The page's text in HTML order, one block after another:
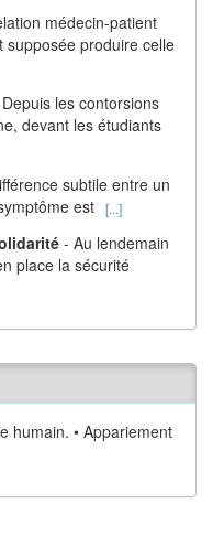
médecin-patient
supposée produire celle
les contorsions
devant les étudiants
subtile entre un
est [...]
- Au lendemain
place la sécurité
humain. • Appariement